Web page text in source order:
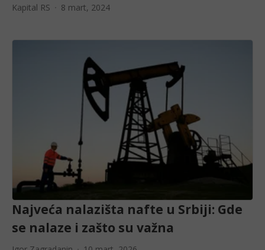
Kapital RS 8 mart, 2024
Najveća nalazišta nafte u Srbiji: Gde
se nalaze i zašto su važna